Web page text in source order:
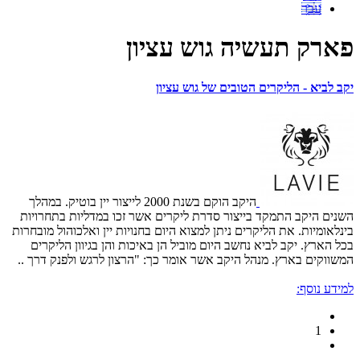
עבר
פארק תעשיה גוש עציון
יקב לביא - הליקרים הטובים של גוש עציון
היקב הוקם בשנת 2000 לייצור יין בוטיק. במהלך
השנים היקב התמקד בייצור סדרת ליקרים אשר זכו במדליות בתחרויות
בינלאומיות. את הליקרים ניתן למצוא היום בחנויות יין ואלכוהול מובחרות
בכל הארץ. יקב לביא נחשב היום מוביל הן באיכות והן בגיוון הליקרים
המשווקים בארץ. מנהל היקב אשר אומר כך: "הרצון לרגש ולפנק דרך ..
למידע נוסף:
1